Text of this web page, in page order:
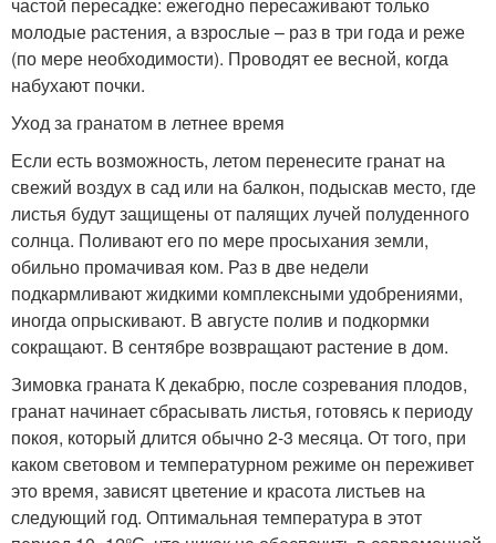
частой пересадке: ежегодно пересаживают только
молодые растения, а взрослые – раз в три года и реже
(по мере необходимости). Проводят ее весной, когда
набухают почки.
Уход за гранатом в летнее время
Если есть возможность, летом перенесите гранат на
свежий воздух в сад или на балкон, подыскав место, где
листья будут защищены от палящих лучей полуденного
солнца. Поливают его по мере просыхания земли,
обильно промачивая ком. Раз в две недели
подкармливают жидкими комплексными удобрениями,
иногда опрыскивают. В августе полив и подкормки
сокращают. В сентябре возвращают растение в дом.
Зимовка граната К декабрю, после созревания плодов,
гранат начинает сбрасывать листья, готовясь к периоду
покоя, который длится обычно 2-3 месяца. От того, при
каком световом и температурном режиме он переживет
это время, зависят цветение и красота листьев на
следующий год. Оптимальная температура в этот